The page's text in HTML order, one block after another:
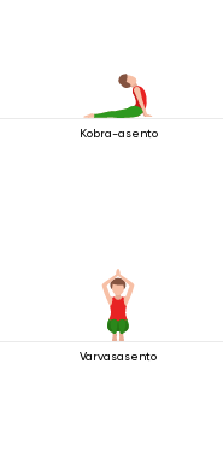
Kobra-asento
Varvasasento